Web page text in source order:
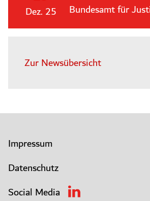
Dez. 25
Bundesamt für
Zur Newsübersicht
Impressum
Datenschutz
Social Media